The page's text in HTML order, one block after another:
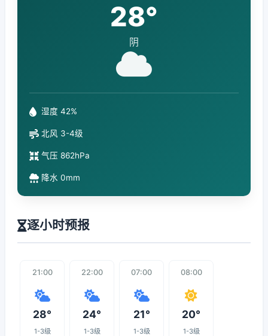
28°
阴
湿度 42%
北风 3-4级
气压 862hPa
降水 0mm
逐小时预报
21:00
28°
1-3级
22:00
24°
1-3级
07:00
21°
1-3级
08:00
20°
1-3级